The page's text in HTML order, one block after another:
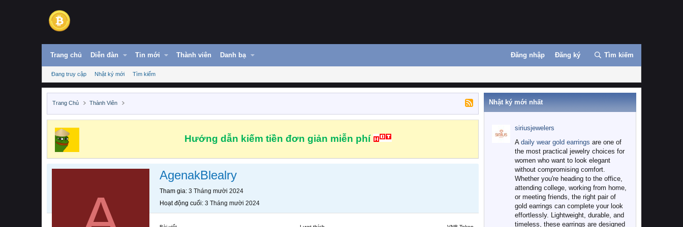
Trang chủ Diễn đàn Tin mới Thành viên Danh bạ Đăng nhập Đăng ký Tìm kiếm
Đang truy cập Nhật ký mới Tìm kiếm
Trang Chủ Thành Viên
Hướng dẫn kiếm tiền đơn giản miễn phí
AgenakBlealry
Tham gia 3 Tháng mười 2024
Hoạt động cuối 3 Tháng mười 2024
Nhật ký mới nhất
siriusjewelers
A daily wear gold earrings are one of
the most practical jewelry choices for
women who want to look elegant
without compromising comfort.
Whether you're heading to the office,
attending college, working from home,
or meeting friends, the right pair of
gold earrings can complete your look
effortlessly. Lightweight, durable, and
timeless, these earrings are designed